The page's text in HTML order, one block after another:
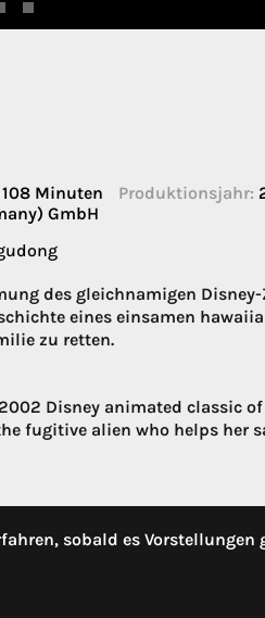
108 Minuten Produktionsjahr:
GmbH
des gleichnamigen
eines einsamen
zu retten.
Disney animated classic
fugitive alien who helps her
sobald es Vorstellungen